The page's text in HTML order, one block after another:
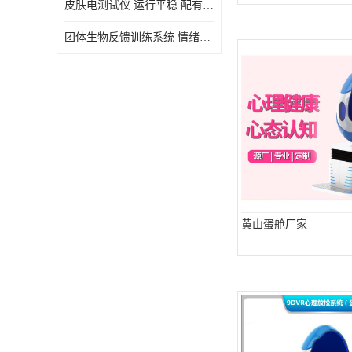
皮肤电测试仪 运行平稳 配有内置扬声器
团体生物反馈训练系统 情绪宣泄设备 系统管理方便
黄山蛋舱厂家